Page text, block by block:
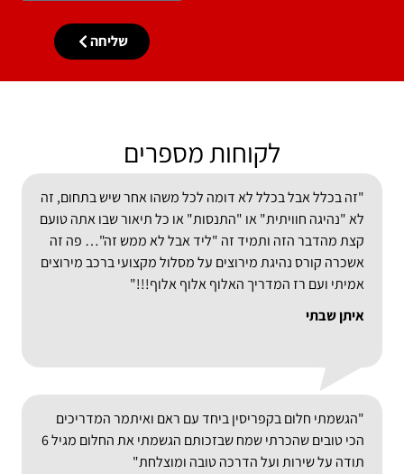
שליחה
לקוחות מספרים
"זה בכלל אבל בכלל לא דומה לכל משהו אחר שיש בתחום, זה
לא "נהיגה חוויתית" או "התנסות" או כל תיאור שבו אתה טועם
קצת מהדבר הזה ותמיד זה "ליד אבל לא ממש זה"… פה זה
אשכרה קורס נהיגת מירוצים על מסלול מקצועי ברכב מירוצים
אמיתי ועם רז המדריך האלוף אלוף אלוף!!!"
איתן שבתי
"הגשמתי חלום בקפריסין ביחד עם ראם ואיתמר המדריכים
הכי טובים שהכרתי שמח שבזכותם הגשמתי את החלום מגיל 6
תודה על שירות ועל הדרכה טובה ומוצלחת"